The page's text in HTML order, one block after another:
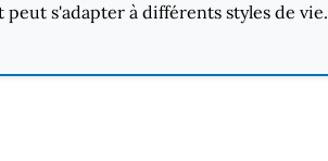
s'adapter à différents styles de vie.